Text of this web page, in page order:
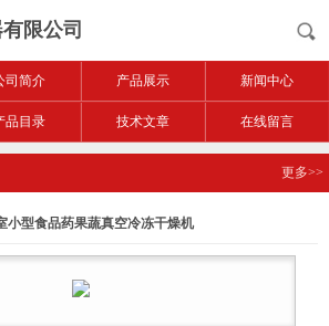
限公司
司简介 产品展示 新闻中心
品目录 技术文章 在线留言
更多>>
小型食品药果蔬真空冷冻干燥机